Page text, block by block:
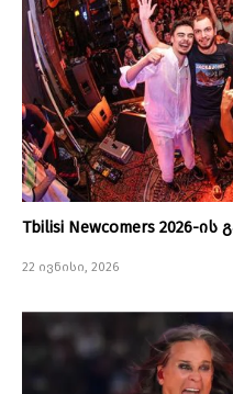
Tbilisi Newcomers 2026-ის
22 ივნისი, 2026